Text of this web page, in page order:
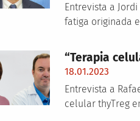
Entrevista a
fatiga originada
“Terapia
18.01.2023
Entrevista a
celular thyTreg